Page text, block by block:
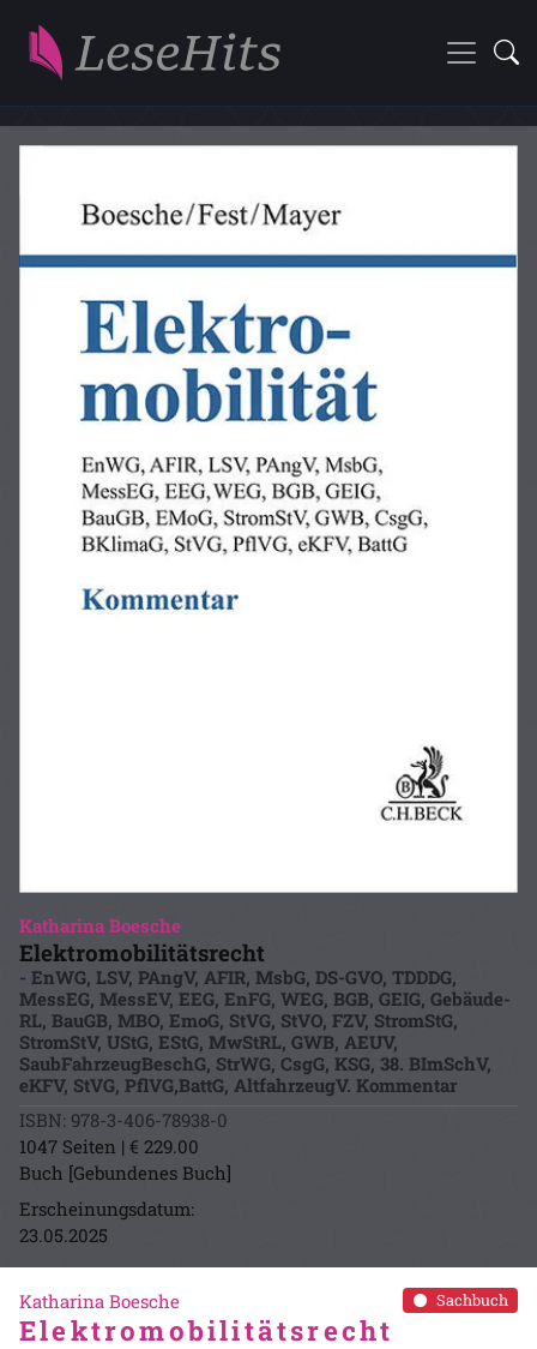
Katharina Boesche
Elektromobilitätsrecht
- EnWG, LSV, PAngV, AFIR, MsbG, DS-GVO, TDDDG,
MessEG, MessEV, EEG, EnFG, WEG, BGB, GEIG, Gebäude-
RL, BauGB, MBO, EmoG, StVG, StVO, FZV, StromStG,
StromStV, UStG, EStG, MwStRL, GWB, AEUV,
SaubFahrzeugBeschG, StrWG, CsgG, KSG, 38. BImSchV,
eKFV, StVG, PflVG,BattG, AltfahrzeugV. Kommentar
ISBN: 978-3-406-78938-0
1047 Seiten | € 229.00
Buch [Gebundenes Buch]
Erscheinungsdatum:
23.05.2025
Sachbuch
Katharina Boesche
Elektromobilitätsrecht